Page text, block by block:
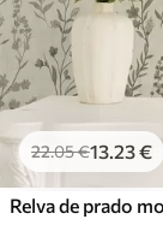
22.05€13.23€